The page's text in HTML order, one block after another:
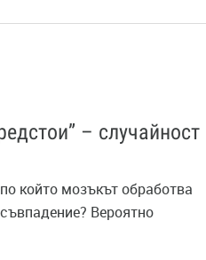
– случайност
който мозъкът обработва
Вероятно